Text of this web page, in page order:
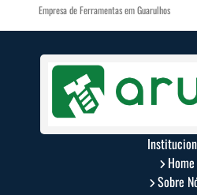
Empresa de Ferramentas em Guarulhos
Empresa de Ferramentas em Mogi Das Cruzes
Empresa de Fixadores em Guarulhos
Empresa de Fixadores em Mogi Das Cruzes
Empresa de Fixadores em São Paulo
Empresa de Rolamentos em Mogi Das Cruzes
Fábrica de
Fabricante de Ferramentas em São Paulo
Home
Sobre